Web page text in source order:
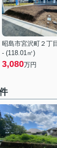
昭島市宮沢町２丁目
- (118.01㎡)
3,080万円